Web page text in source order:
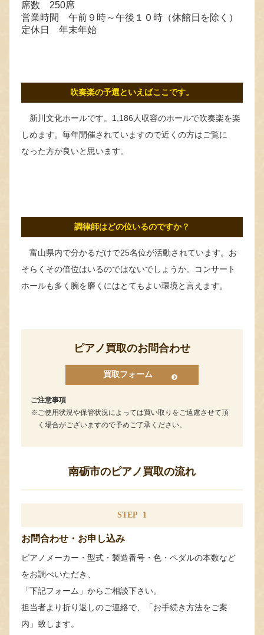
席数 250席
営業時間 午前９時～午後１０時（休館日を除く）
定休日 年末年始
吹奏楽の予選といえばここです。
新川文化ホールです。1,186人収容のホールで吹奏楽を楽
しめます。毎年開催されていますので近くの方はご覧に
なった方が良いと思います。
調律師はどの位いるのですか？
富山県内で分かるだけで25名位が活動されています。お
そらくその倍位はいるのではないでしょうか。コンサート
ホールも多く腕を磨くにはとてもよい環境と言えます。
ピアノ買取のお問合わせ
買取フォーム
ご注意事項
ご使用状況や保管状況によっては買い取りをご遠慮させて頂
く場合がございますので予めご了承ください。
南砺市のピアノ買取の流れ
STEP 1
お問合わせ・お申し込み
ピアノメーカー・型式・製造番号・色・ペダルの本数など
をお調べいただき、
「下記フォーム」からご相談下さい。
担当者より折り返しのご連絡で、「お手続き方法をご案
内」致します。